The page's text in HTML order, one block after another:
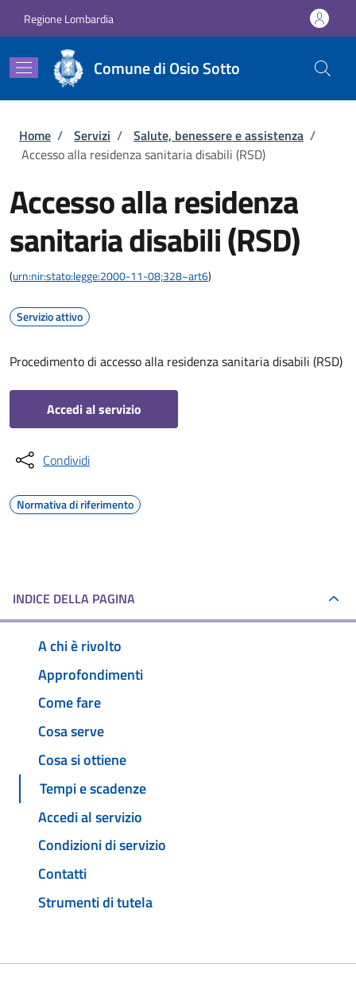
Regione Lombardia
Comune di Osio Sotto
Briciole di pane
Home / Servizi / Salute, benessere e assistenza /
Accesso alla residenza sanitaria disabili (RSD)
Accesso alla residenza
sanitaria disabili (RSD)
(urn:nir:stato:legge:2000-11-08;328~art6)
Servizio attivo
Procedimento di accesso alla residenza sanitaria disabili (RSD)
Accedi al servizio
Condividi
Normativa di riferimento
INDICE DELLA PAGINA
A chi è rivolto
Approfondimenti
Come fare
Cosa serve
Cosa si ottiene
Tempi e scadenze
Accedi al servizio
Condizioni di servizio
Contatti
Strumenti di tutela